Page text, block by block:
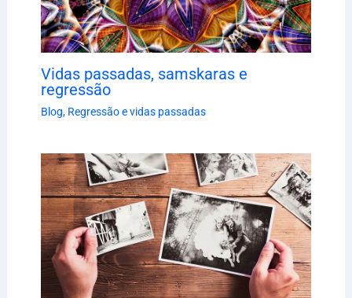
Vidas passadas, samskaras e
regressão
Blog, Regressão e vidas passadas